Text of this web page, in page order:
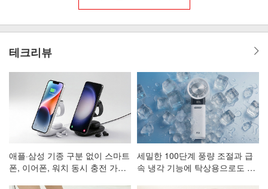
테크리뷰
애플·삼성 기종 구분 없이 스마트
폰, 이어폰, 워치 동시 충전 가능
세밀한 100단계 풍량 조절과 급
속 냉각 기능에 탁상용으로도 활